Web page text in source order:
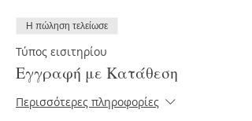
Η πώληση τελείωσε
Τύπος εισιτηρίου
Εγγραφή με Κατάθεση
Περισσότερες πληροφορίες